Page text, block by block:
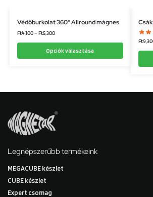
Védőburkolat 360° Allround mágnes
Ft4,100– Ft5,300
Opciók választása
Ft
Legnépszerűbb termékeink
MEGACUBE készlet
CUBE készlet
Expert csomag